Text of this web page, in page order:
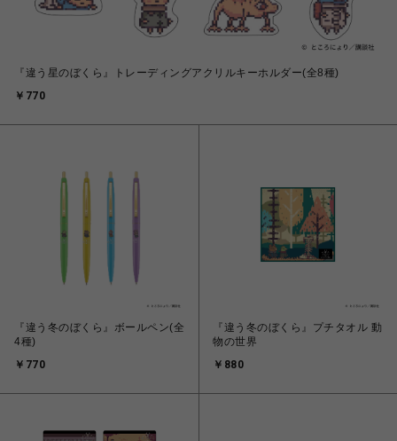
『違う星のぼくら』トレーディングアクリルキーホルダー(全8種)
￥770
『違う冬のぼくら』ボールペン(全
4種)
￥770
『違う冬のぼくら』プチタオル 動
物の世界
￥880